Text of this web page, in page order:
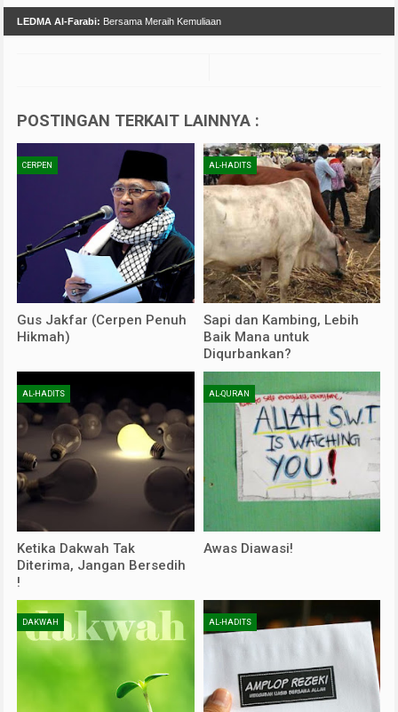
LEDMA Al-Farabi: Bersama Meraih Kemuliaan
POSTINGAN TERKAIT LAINNYA :
CERPEN
Gus Jakfar (Cerpen Penuh
Hikmah)
AL-HADITS
Sapi dan Kambing, Lebih
Baik Mana untuk
Diqurbankan?
AL-HADITS
Ketika Dakwah Tak
Diterima, Jangan Bersedih
!
AL-QURAN
Awas Diawasi!
DAKWAH AL-HADITS